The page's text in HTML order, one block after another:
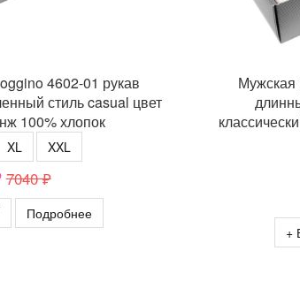
4602-01 рукав
стиль casual цвет
100% хлопок
XL XXL
7040 ₽
Подробнее
Мужская
+